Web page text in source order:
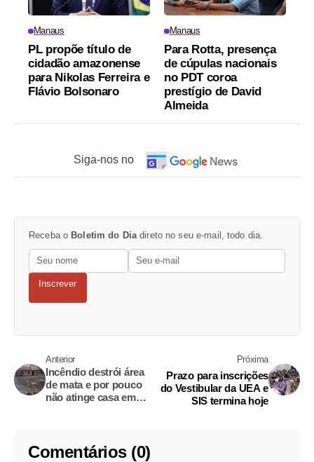
Manaus
PL propõe título de
cidadão amazonense
para Nikolas Ferreira e
Flávio Bolsonaro
Manaus
Para Rotta, presença
de cúpulas nacionais
no PDT coroa
prestígio de David
Almeida
Siga-nos no
Receba o Boletim do Diadireto no seu e-mail, todo dia.
Inscrever
Anterior
Incêndio destrói área
de mata e por pouco
não atinge casa em
Próxima
Prazo para inscrições
do Vestibular da UEA e
SIS termina hoje
Comentários (0)